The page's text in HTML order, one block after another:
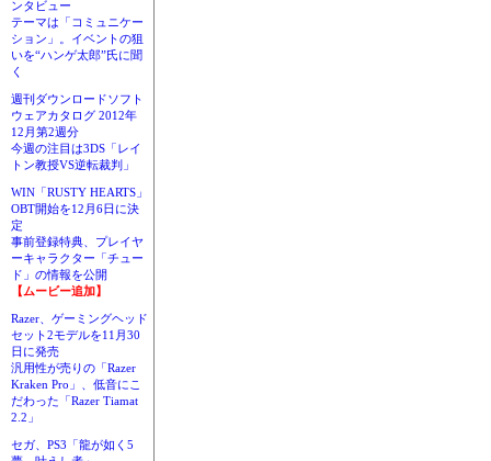
ンタビュー
テーマは「コミュニケー
ション」。イベントの狙
いを“ハンゲ太郎”氏に聞
く
週刊ダウンロードソフト
ウェアカタログ 2012年
12月第2週分
今週の注目は3DS「レイ
トン教授VS逆転裁判」
WIN「RUSTY HEARTS」
OBT開始を12月6日に決
定
事前登録特典、プレイヤ
ーキャラクター「チュー
ド」の情報を公開
【ムービー追加】
Razer、ゲーミングヘッド
セット2モデルを11月30
日に発売
汎用性が売りの「Razer
Kraken Pro」、低音にこ
だわった「Razer Tiamat
2.2」
セガ、PS3「龍が如く5